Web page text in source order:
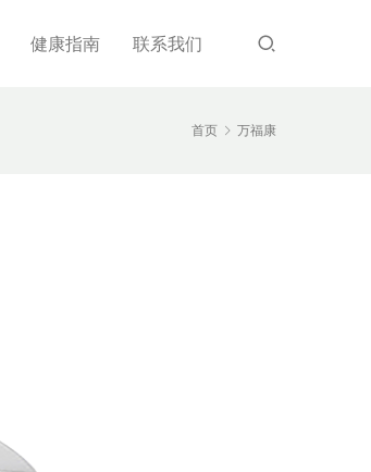
健康指南 联系我们
首页 万福康